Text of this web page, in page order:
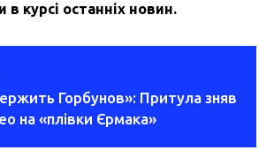
курсі останніх новин.
Горбунов»: Притула зняв
на «плівки Єрмака»